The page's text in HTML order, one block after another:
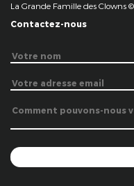
La Grande Famille des Clowns ©
Contactez-nous